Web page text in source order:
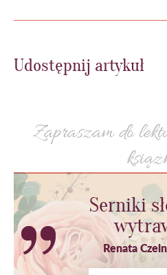
Udostępnij artykuł
Zapraszam do
Serniki
Renata